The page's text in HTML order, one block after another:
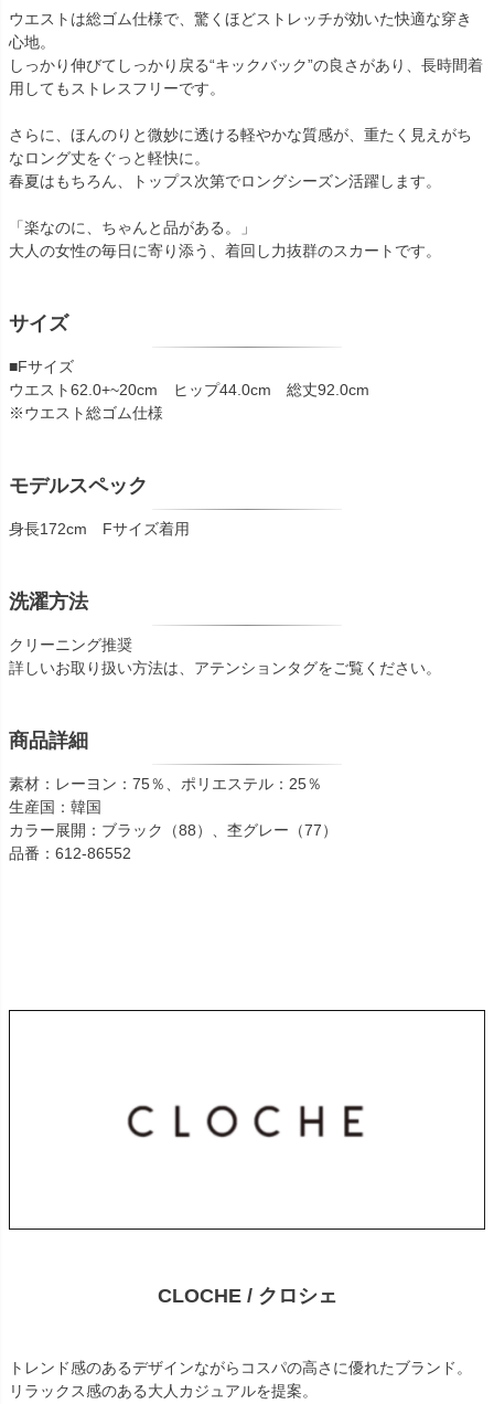
ウエストは総ゴム仕様で、驚くほどストレッチが効いた快適な穿き
心地。
しっかり伸びてしっかり戻る“キックバック”の良さがあり、長時間着
用してもストレスフリーです。
さらに、ほんのりと微妙に透ける軽やかな質感が、重たく見えがち
なロング丈をぐっと軽快に。
春夏はもちろん、トップス次第でロングシーズン活躍します。
「楽なのに、ちゃんと品がある。」
大人の女性の毎日に寄り添う、着回し力抜群のスカートです。
サイズ
■Fサイズ
ウエスト62.0+~20cm ヒップ44.0cm 総丈92.0cm
※ウエスト総ゴム仕様
モデルスペック
身長172cm Fサイズ着用
洗濯方法
クリーニング推奨
詳しいお取り扱い方法は、アテンションタグをご覧ください。
商品詳細
素材：レーヨン：75％、ポリエステル：25％
生産国：韓国
カラー展開：ブラック（88）、杢グレー（77）
品番：612-86552
CLOCHE / クロシェ
トレンド感のあるデザインながらコスパの高さに優れたブランド。
リラックス感のある大人カジュアルを提案。